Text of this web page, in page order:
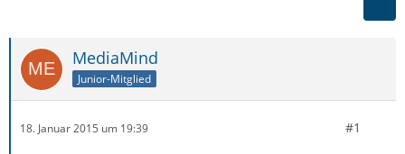
MediaMind
Junior-Mitglied
18. Januar 2015 um 19:39 #1